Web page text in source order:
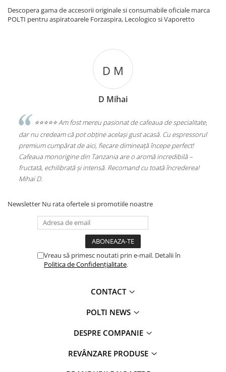
Descopera gama de accesorii originale si consumabile oficiale marca
POLTI pentru aspiratoarele Forzaspira, Lecologico si Vaporetto
D M
D Mihai
⭐️⭐️⭐️⭐️⭐️ Am fost mereu pasionat de cafeaua de specialitate,
dar nu credeam că pot obține același gust acasă. Cu espressorul
premium cumpărat de aici, fiecare dimineață începe perfect!
Cafeaua monorigine din Tanzania are o aromă incredibilă –
fructată, echilibrată și intensă. Recomand cu toată încrederea!
Mihai D.
Newsletter Nu rata ofertele si promotiile noastre
Vreau să primesc noutati prin e-mail. Detalii în
Politica de Confidențialitate.
CONTACT
POLTI NEWS
DESPRE COMPANIE
REVÂNZARE PRODUSE